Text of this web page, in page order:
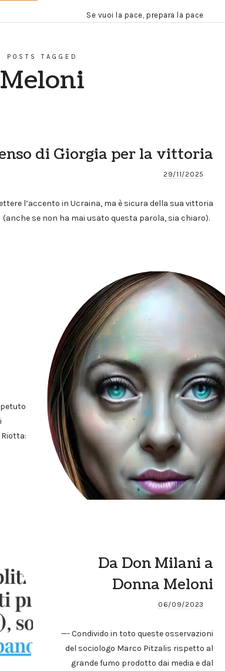
Se vuoi la pace, prepara la pace
POSTS TAGGED
Meloni
di Giorgia per la vittoria
29/11/2025
l’accento in Ucraina, ma è sicura della sua vittoria
(anche se non ha mai usato questa parola, sia chiaro).
Da Don Milani a
Donna Meloni
06/09/2023
—- Condivido in toto queste osservazioni
del sociologo Marco Pitzalis rispetto al
grande fumo prodotto dai media e dal